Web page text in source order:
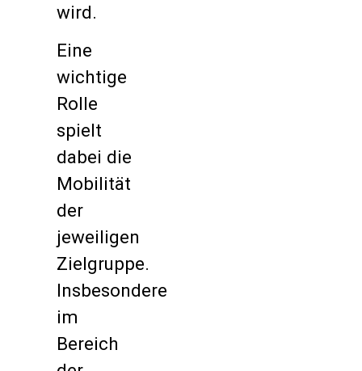
wird.
Eine
wichtige
Rolle
spielt
dabei die
Mobilität
der
jeweiligen
Zielgruppe.
Insbesondere
im
Bereich